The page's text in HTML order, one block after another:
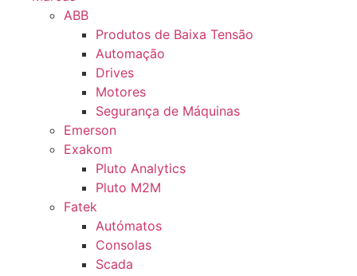
ABB
Produtos de Baixa Tensão
Automação
Drives
Motores
Segurança de Máquinas
Emerson
Exakom
Pluto Analytics
Pluto M2M
Fatek
Autómatos
Consolas
Scada